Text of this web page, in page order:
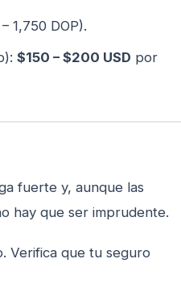
1,750 DOP).
$150 – $200 USD por
fuerte y, aunque las
hay que ser imprudente.
Verifica que tu seguro